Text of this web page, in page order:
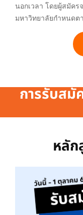
นอกเวลา โดยผู้สมัค
มหาวิทยาลัยกำหนดต
การรับสมั
หลั